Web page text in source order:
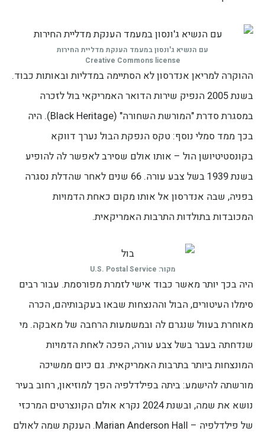
עם הנשיא ג'ונסון במעמד הענקת מדליית החירות
Creative Commons license
ההוקרה למריאן אנדרסון לא הסתיימה במדליות ובאותות כבוד.
בשנת 2005 הנפיק שירות הדואר האמריקאי בול לזכרה
במסגרת סדרת "המורשת השחורה" (Black Heritage). היה
בכך ממד סמלי נוסף: טקס הנפקת הבול נערך דווקא
בקונסטיטיושן הול – אותו אולם שסירב לאפשר לה להופיע
בשנת 1939 בשל צבע עורה. 66 שנים לאחר שהדלת נסגרה
בפניה, שבה אנדרסון אל אותו מקום כאחת הדמויות
המכובדות בתולדות התרבות האמריקאית.
מקור: U.S. Postal Service
היה בכך יותר מאשר כבוד אישי לזמרת מפורסמת. עבור רבים
סימלו העיטורים, הבול וההנצחות שבאו בעקבותיהם, הכרה
מאוחרת בעוול שנגרם לה ובמשמעות הרחבה של מאבקה. מי
שנדחתה בעבר בשל צבע עורה, הפכה לאחת הדמויות
המונצחות ביותר בתרבות האמריקאית. גם כיום ממשיכה
מורשתה להישמע: ביתה בפילדלפיה הפך למוזיאון, רחוב בעיר
נושא את שמה, ובשנת 2024 נקרא אולם הקונצרטים המרכזי
של פילדלפיה – Marian Anderson Hall. הענקת שמה לאולם